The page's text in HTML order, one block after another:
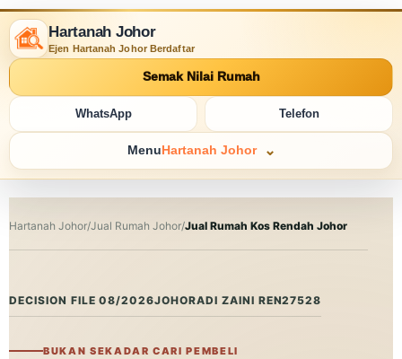
Hartanah Johor
Ejen Hartanah Johor Berdaftar
Semak Nilai Rumah
WhatsApp Telefon
Menu Hartanah Johor
Hartanah Johor/Jual Rumah Johor/Jual Rumah Kos Rendah Johor
DECISION FILE 08/2026JOHORADI ZAINI REN27528
BUKAN SEKADAR CARI PEMBELI